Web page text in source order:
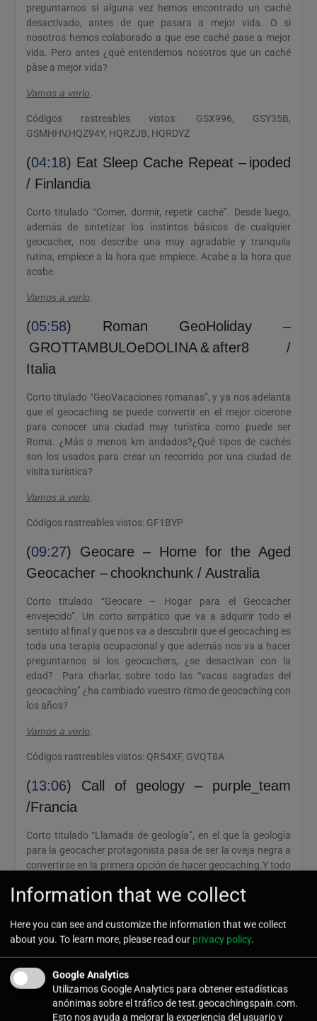
preguntarnos si alguna vez hemos encontrado un caché
desactivado, antes de que pasara a mejor vida. O si
nosotros hemos colaborado a que ese caché pase a mejor
vida. Pero antes ¿qué entendemos nosotros que un caché
pàse a mejor vida?
Vamos a verlo.
Códigos rastreables vistos: GSX996, GSY35B,
GSMHHV,HQZ94Y, HQRZJB, HQRDYZ
(04:18) Eat Sleep Cache Repeat – ipoded
/ Finlandia
Corto titulado “Comer, dormir, repetir caché”. Desde luego,
además de sintetizar los instintos básicos de cualquier
geocacher, nos describe una muy agradable y tranquila
rutina, empiece a la hora que empiece. Acabe a la hora que
acabe.
Vamos a verlo.
(05:58) Roman GeoHoliday –
GROTTAMBULOeDOLINA & after8 /
Italia
Corto titulado “GeoVacaciones romanas”, y ya nos adelanta
que el geocaching se puede convertir en el mejor cicerone
para conocer una ciudad muy turística como puede ser
Roma. ¿Más o menos km andados?¿Qué tipos de cachés
son los usados para crear un recorrido por una ciudad de
visita turística?
Vamos a verlo.
Códigos rastreables vistos: GF1BYP
(09:27) Geocare – Home for the Aged
Geocacher – chooknchunk / Australia
Corto titulado “Geocare – Hogar para el Geocacher
envejecido”. Un corto simpático que va a adquirir todo el
sentido al final y que nos va a descubrir que el geocaching es
toda una terapia ocupacional y que además nos va a hacer
preguntarnos si los geocachers, ¿se desactivan con la
edad? Para charlar, sobre todo las “vacas sagradas del
geocaching” ¿ha cambiado vuestro ritmo de geocaching con
los años?
Vamos a verlo.
Códigos rastreables vistos: QR54XF, GVQT8A
(13:06) Call of geology – purple_team
/Francia
Corto titulado “Llamada de geología”, en el que la geología
para la geocacher protagonista pasa de ser la oveja negra a
convertirse en la primera opción de hacer geocaching.Y todo
inquieta y da lugar a nuevos hobbies. ¿Algo nuevo habéis
Vamos a verlo.
(17:06
imp0nderabilia team /Polonia
Corto titulado “(No) lo hagas tú mismo”. Venga, lluvia de
Information that we collect
Here you can see and customize the information that we collect
about you. To learn more, please read our privacy policy.
Google Analytics
Utilizamos Google Analytics para obtener estadísticas
anónimas sobre el tráfico de test.geocachingspain.com.
Esto nos ayuda a mejorar la experiencia del usuario y